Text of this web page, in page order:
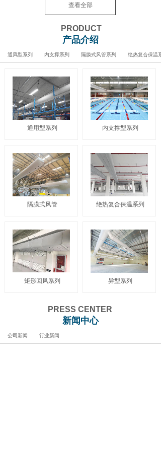
查看全部
PRODUCT
产品介绍
通风型系列 内支撑系列 隔膜式风管系列 绝热复合保温
通用型系列 内支撑型系列
隔膜式风管 绝热复合保温系列
矩形回风系列 异型系列
PRESS CENTER
新闻中心
公司新闻 行业新闻